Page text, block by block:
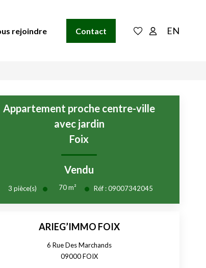
rejoindre Contact EN
Appartement proche centre-ville
avec jardin
Foix
Vendu
3pièce(s) 70m² Réf :09007342045
ARIEG’IMMO FOIX
6 Rue Des Marchands
09000FOIX